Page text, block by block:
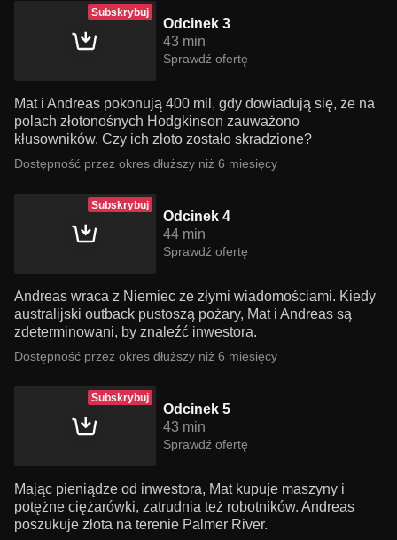
Subskrybuj
Odcinek 3
43 min
Sprawdź ofertę
Mat i Andreas pokonują 400 mil, gdy dowiadują się, że na
polach złotonośnych Hodgkinson zauważono
kłusowników. Czy ich złoto zostało skradzione?
Dostępność przez okres dłuższy niż 6 miesięcy
Subskrybuj
Odcinek 4
44 min
Sprawdź ofertę
Andreas wraca z Niemiec ze złymi wiadomościami. Kiedy
australijski outback pustoszą pożary, Mat i Andreas są
zdeterminowani, by znaleźć inwestora.
Dostępność przez okres dłuższy niż 6 miesięcy
Subskrybuj
Odcinek 5
43 min
Sprawdź ofertę
Mając pieniądze od inwestora, Mat kupuje maszyny i
potężne ciężarówki, zatrudnia też robotników. Andreas
poszukuje złota na terenie Palmer River.